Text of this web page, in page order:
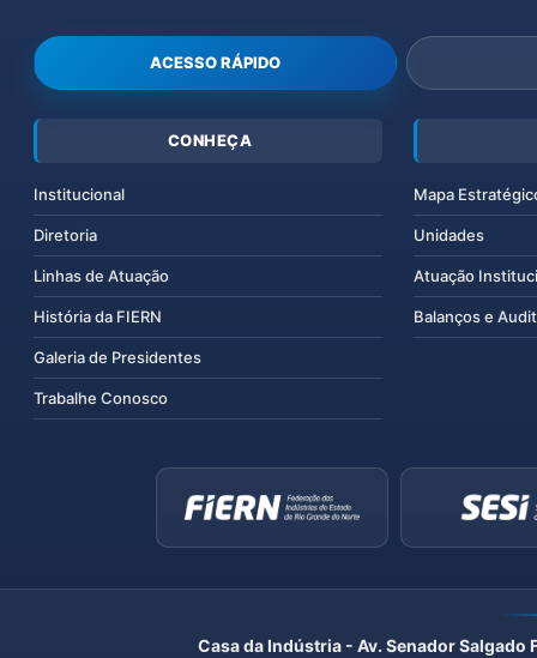
ACESSO RÁPIDO
CONHEÇA
Institucional
Diretoria
Linhas de Atuação
História da FIERN
Galeria de Presidentes
Trabalhe Conosco
Mapa
Unidades
Atuação
Balanços e
Casa da Indústria - Av. Senador